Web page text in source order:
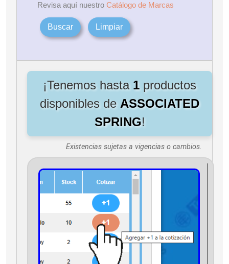
Revisa aquí nuestro Catálogo de Marcas
Buscar Limpiar
¡Tenemos hasta 1 productos
disponibles de ASSOCIATED
SPRING!
Existencias sujetas a vigencias o cambios.